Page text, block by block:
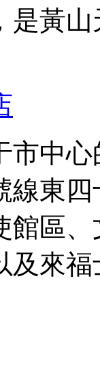
黃山
市中
線東
館區
及來